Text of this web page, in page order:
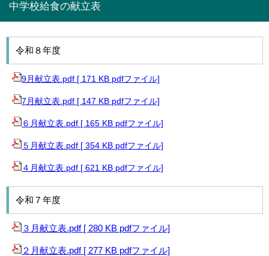
中学校給食の献立表
令和８年度
9月献立表.pdf [ 171 KB pdfファイル]
7月献立表.pdf [ 147 KB pdfファイル]
６月献立表.pdf [ 165 KB pdfファイル]
５月献立表.pdf [ 354 KB pdfファイル]
４月献立表.pdf [ 621 KB pdfファイル]
令和７年度
３月献立表.pdf [ 280 KB pdfファイル]
２月献立表.pdf [ 277 KB pdfファイル]